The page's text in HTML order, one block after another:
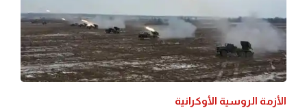
الأزمة الروسية الأوكرانية